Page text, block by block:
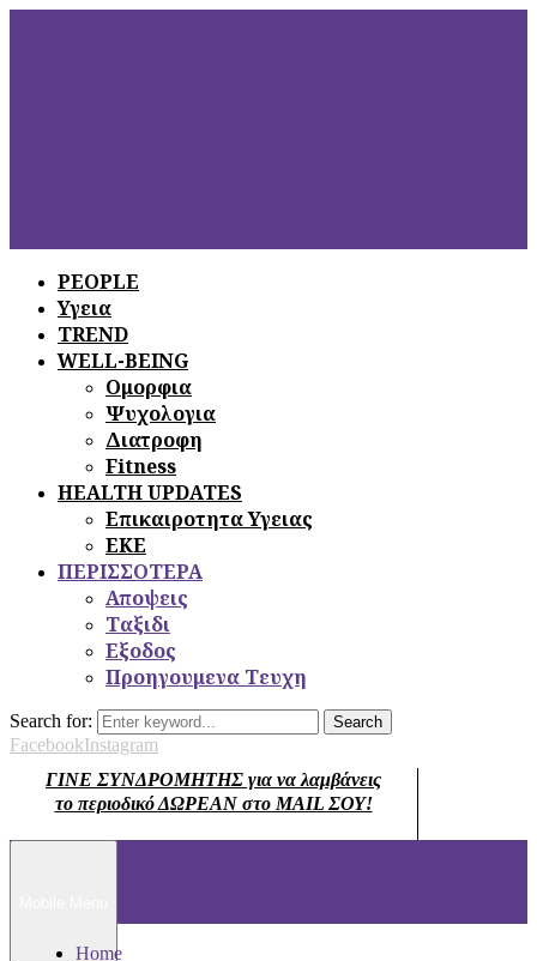
PEOPLE
Υγεια
TREND
WELL-BEING
Ομορφια
Ψυχολογια
Διατροφη
Fitness
HEALTH UPDATES
Επικαιροτητα Υγειας
ΕΚΕ
ΠΕΡΙΣΣΟΤΕΡΑ
Αποψεις
Ταξιδι
Εξοδος
Προηγουμενα Τευχη
Search for: Search
FacebookInstagram
ΓΙΝΕ ΣΥΝΔΡΟΜΗΤΗΣ για να λαμβάνεις
το περιοδικό ΔΩΡΕΑΝ στο MAIL ΣΟΥ!
Home